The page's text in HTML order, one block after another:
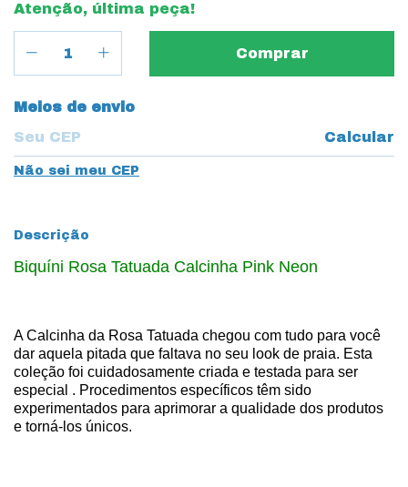
Atenção, última peça!
Entregas para o CEP:
Meios de envio
Calcular
Não sei meu CEP
Descrição
Biquíni Rosa Tatuada Calcinha Pink Neon
A Calcinha da Rosa Tatuada chegou com tudo para você
dar aquela pitada que faltava no seu look de praia. Esta
coleção foi cuidadosamente criada e testada para ser
especial . Procedimentos específicos têm sido
experimentados para aprimorar a qualidade dos produtos
e torná-los únicos.